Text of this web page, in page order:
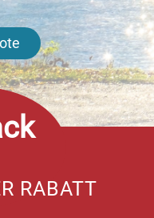
RABATT